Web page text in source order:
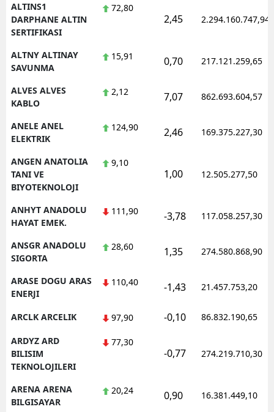
ALTINS1
DARPHANE ALTIN
SERTIFIKASI
72,80
2,45 2.294.160.747,94
ALTNY ALTINAY
SAVUNMA
15,91 0,70 217.121.259,65
ALVES ALVES
KABLO
2,12 7,07 862.693.604,57
ANELE ANEL
ELEKTRIK
124,90 2,46 169.375.227,30
ANGEN ANATOLIA
TANI VE
BIYOTEKNOLOJI
9,10
1,00 12.505.277,50
ANHYT ANADOLU
HAYAT EMEK.
111,90 -3,78 117.058.257,30
ANSGR ANADOLU
SIGORTA
28,60 1,35 274.580.868,90
ARASE DOGU ARAS
ENERJI
110,40 -1,43 21.457.753,20
ARCLK ARCELIK 97,90 -0,10 86.832.190,65
ARDYZ ARD
BILISIM
TEKNOLOJILERI
77,30
-0,77 274.219.710,30
ARENA ARENA
BILGISAYAR
20,24 0,90 16.381.449,10